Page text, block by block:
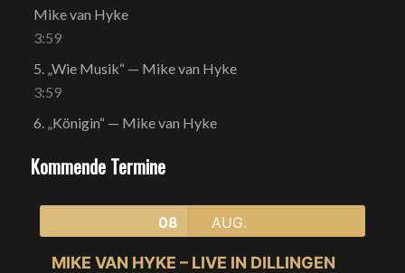
Mike van Hyke
3:59
5. „Wie Musik“ — Mike van Hyke
3:59
6. „Königin“ — Mike van Hyke
Kommende Termine
08 AUG.
MIKE VAN HYKE – LIVE IN DILLINGEN